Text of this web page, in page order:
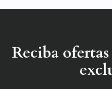
Reciba